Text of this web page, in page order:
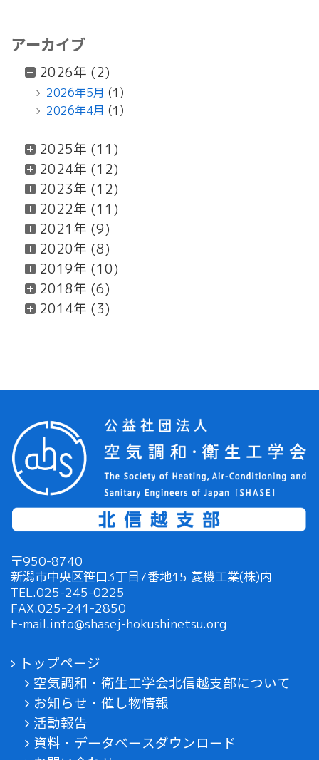
アーカイブ
2026年 (2)
2026年5月 (1)
2026年4月 (1)
2025年 (11)
2024年 (12)
2023年 (12)
2022年 (11)
2021年 (9)
2020年 (8)
2019年 (10)
2018年 (6)
2014年 (3)
〒950-8740
新潟市中央区笹口3丁目7番地15 菱機工業(株)内
TEL.025-245-0225
FAX.025-241-2850
E-mail.info@shasej-hokushinetsu.org
トップページ
空気調和・衛生工学会北信越支部について
お知らせ・催し物情報
活動報告
資料・データベースダウンロード